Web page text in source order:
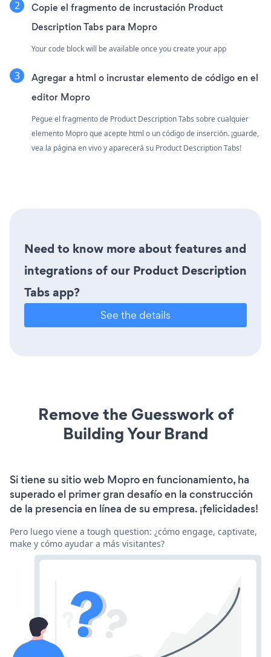
Copie el fragmento de incrustación Product
Description Tabs para Mopro
Your code block will be available once you create your app
Agregar a html o incrustar elemento de código en el
editor Mopro
Pegue el fragmento de Product Description Tabs sobre cualquier
elemento Mopro que acepte html o un código de inserción. ¡guarde,
vea la página en vivo y aparecerá su Product Description Tabs!
Need to know more about features and
integrations of our Product Description
Tabs app?
See the details
Remove the Guesswork of
Building Your Brand
Si tiene su sitio web Mopro en funcionamiento, ha
superado el primer gran desafío en la construcción
de la presencia en línea de su empresa. ¡felicidades!
Pero luego viene a tough question: ¿cómo engage, captivate,
make y cómo ayudar a más visitantes?